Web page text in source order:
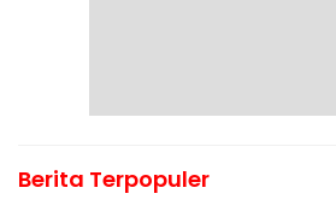
Berita Terpopuler